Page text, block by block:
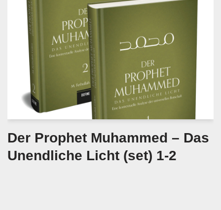
Der Prophet Muhammed – Das
Unendliche Licht (set) 1-2